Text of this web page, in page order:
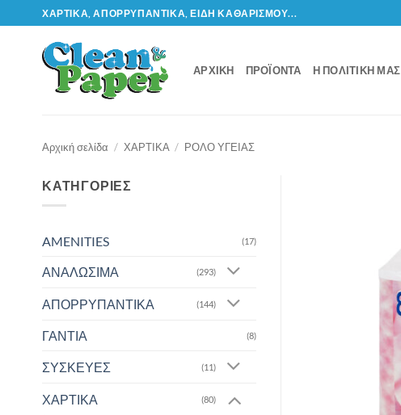
Μετάβαση
στο
περιεχόμενο
ΧΑΡΤΙΚΆ, ΑΠΟΡΡΥΠΑΝΤΙΚΆ, ΕΊΔΗ ΚΑΘΑΡΙΣΜΟΎ...
ΑΡΧΙΚΉ ΠΡΟΪΌΝΤΑ Η ΠΟΛΙΤΙΚΉ ΜΑΣ
Αρχική σελίδα / ΧΑΡΤΙΚΑ / ΡΟΛΟ ΥΓΕΙΑΣ
ΚΑΤΗΓΟΡΊΕΣ
AMENITIES (17)
ΑΝΑΛΩΣΙΜΑ (293)
ΑΠΟΡΡΥΠΑΝΤΙΚΑ (144)
ΓΑΝΤΙΑ (8)
ΣΥΣΚΕΥΕΣ (11)
ΧΑΡΤΙΚΑ (80)